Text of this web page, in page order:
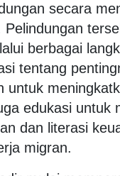
secara
Pelindungan
berbagai
tentang
untuk
edukasi untuk
dan literasi
migran.